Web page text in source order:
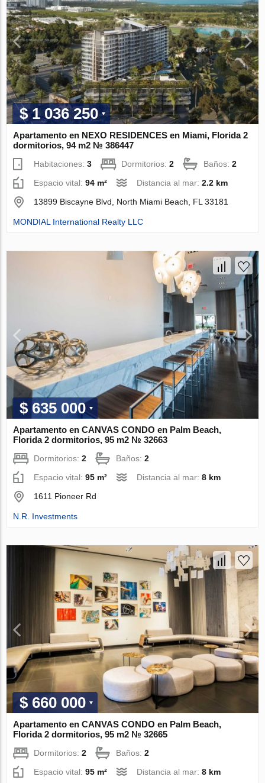
$ 1 036 250
Apartamento en NEXO RESIDENCES en Miami, Florida 2
dormitorios, 94 m2 № 386447
Habitaciones:3 Dormitorios:2 Baños:2
Espacio vital:94 m² Distancia al mar:2.2 km
13899 Biscayne Blvd, North Miami Beach, FL 33181
MONDIAL International Realty LLC
$ 635 000
Apartamento en CANVAS CONDO en Palm Beach,
Florida 2 dormitorios, 95 m2 № 32663
Dormitorios:2 Baños:2
Espacio vital:95 m² Distancia al mar:8 km
1611 Pioneer Rd
N.R. Investments
$ 660 000
Apartamento en CANVAS CONDO en Palm Beach,
Florida 2 dormitorios, 95 m2 № 32665
Dormitorios:2 Baños:2
Espacio vital:95 m² Distancia al mar:8 km